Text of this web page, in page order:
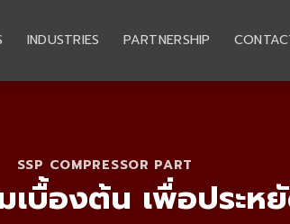
INDUSTRIES PARTNERSHIP
SSP COMPRESSOR PART
เบื้องต้น เพื่อประห